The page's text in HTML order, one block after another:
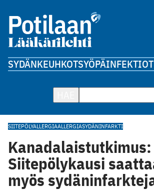
SYDÄNKEUHKOTSYÖPÄINFEKTIOT
SIITEPÖLYALLERGIAALLERGIASYDÄNINFARKTI
Kanadalaistutkimus:
Siitepölykausi
myös